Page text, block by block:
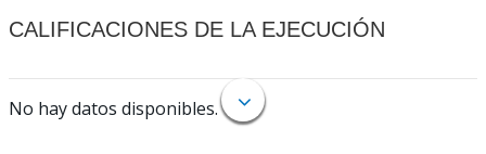
CALIFICACIONES DE LA EJECUCIÓN
No hay datos disponibles.